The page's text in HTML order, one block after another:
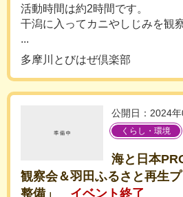
活動時間は約2時間です。
干潟に入ってカニやしじみを観
...
多摩川とびはぜ倶楽部
公開日：2024
くらし・環境
海と日本
観察会＆羽田ふるさと再生
整備」
イベント終了